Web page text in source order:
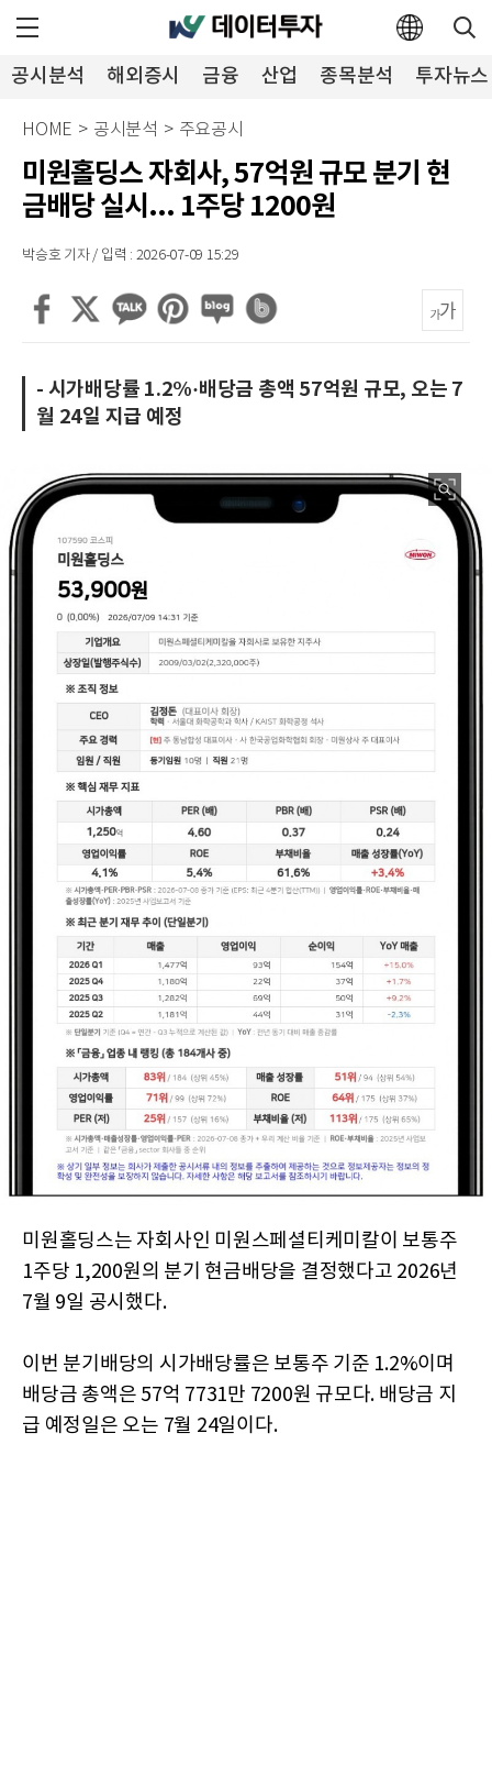
공시분석 해외증시 금융 산업 종목분석 투자뉴스
HOME > 공시분석 > 주요공시
미원홀딩스 자회사, 57억원 규모 분기 현
금배당 실시... 1주당 1200원
박승호 기자 / 입력 : 2026-07-09 15:29
- 시가배당률 1.2%·배당금 총액 57억원 규모, 오는 7
월 24일 지급 예정
미원홀딩스는 자회사인 미원스페셜티케미칼이 보통주
1주당 1,200원의 분기 현금배당을 결정했다고 2026년
7월 9일 공시했다.
이번 분기배당의 시가배당률은 보통주 기준 1.2%이며
배당금 총액은 57억 7731만 7200원 규모다. 배당금 지
급 예정일은 오는 7월 24일이다.